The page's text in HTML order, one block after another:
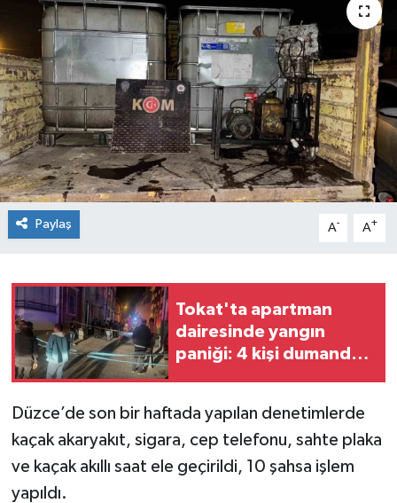
Paylaş A- A+
Tokat'ta apartman
dairesinde yangın
paniği: 4 kişi dumandan
Düzce’de son bir haftada yapılan denetimlerde
kaçak akaryakıt, sigara, cep telefonu, sahte plaka
ve kaçak akıllı saat ele geçirildi, 10 şahsa işlem
yapıldı.
Magazin
Politika
Sağlık
Spor
Teknoloji
Tokat Haberleri
Yaşam
Tüm Manşetler
Son Dakika Haberleri
Haber Arşivi